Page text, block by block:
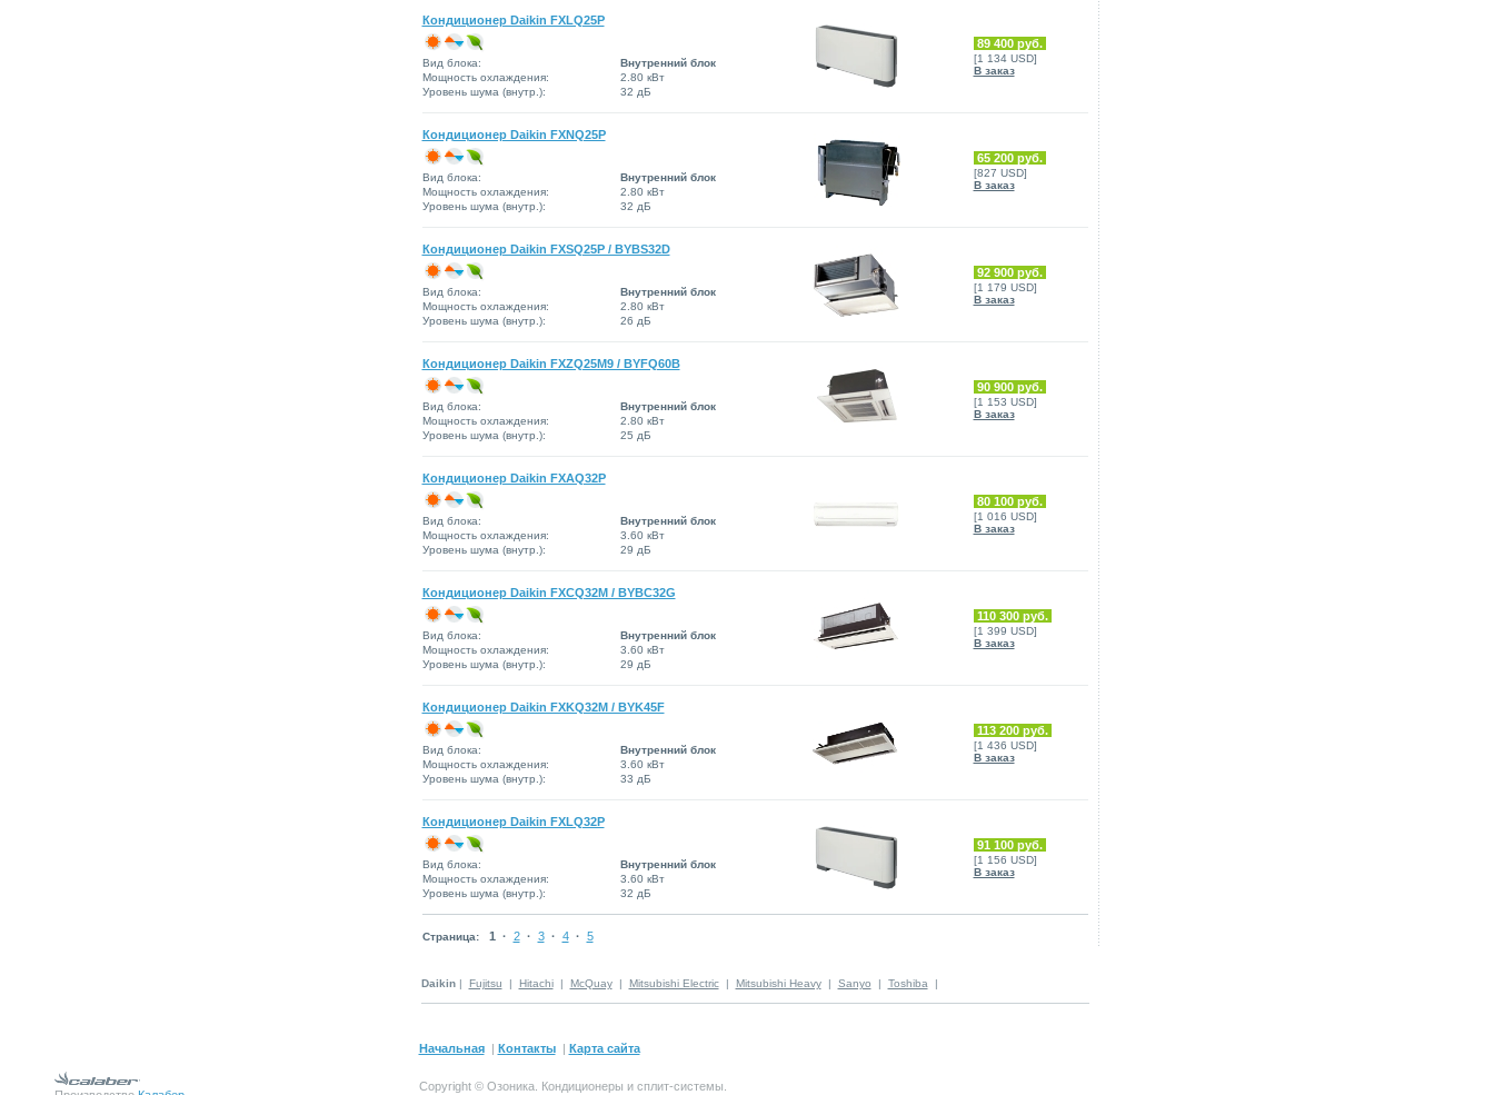
Кондиционер Daikin FXLQ25P
Вид блока:
Внутренний блок
Мощность охлаждения:
2.80 кВт
Уровень шума (внутр.):
32 дБ
89 400 руб.
[1 134 USD]
В заказ
Кондиционер Daikin FXNQ25P
Вид блока:
Внутренний блок
Мощность охлаждения:
2.80 кВт
Уровень шума (внутр.):
32 дБ
65 200 руб.
[827 USD]
В заказ
Кондиционер Daikin FXSQ25P / BYBS32D
Вид блока:
Внутренний блок
Мощность охлаждения:
2.80 кВт
Уровень шума (внутр.):
26 дБ
92 900 руб.
[1 179 USD]
В заказ
Кондиционер Daikin FXZQ25M9 / BYFQ60B
Вид блока:
Внутренний блок
Мощность охлаждения:
2.80 кВт
Уровень шума (внутр.):
25 дБ
90 900 руб.
[1 153 USD]
В заказ
Кондиционер Daikin FXAQ32P
Вид блока:
Внутренний блок
Мощность охлаждения:
3.60 кВт
Уровень шума (внутр.):
29 дБ
80 100 руб.
[1 016 USD]
В заказ
Кондиционер Daikin FXCQ32M / BYBC32G
Вид блока:
Внутренний блок
Мощность охлаждения:
3.60 кВт
Уровень шума (внутр.):
29 дБ
110 300 руб.
[1 399 USD]
В заказ
Кондиционер Daikin FXKQ32M / BYK45F
Вид блока:
Внутренний блок
Мощность охлаждения:
3.60 кВт
Уровень шума (внутр.):
33 дБ
113 200 руб.
[1 436 USD]
В заказ
Кондиционер Daikin FXLQ32P
Вид блока:
Внутренний блок
Мощность охлаждения:
3.60 кВт
Уровень шума (внутр.):
32 дБ
91 100 руб.
[1 156 USD]
В заказ
Страница: 1 · 2 · 3 · 4 · 5
Daikin| Fujitsu | Hitachi| McQuay| Mitsubishi Electric| Mitsubishi Heavy| Sanyo | Toshiba |
Начальная| Контакты| Карта сайта
Copyright © Озоника. Кондиционеры и сплит-системы